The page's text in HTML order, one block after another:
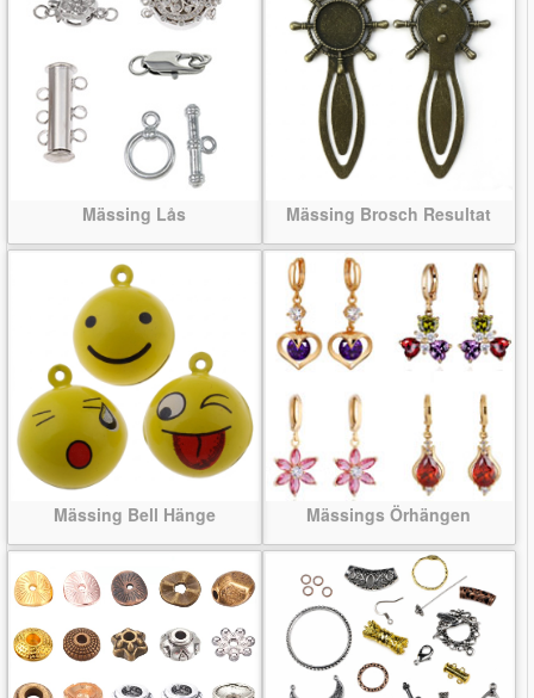
Mässing Lås Mässing Brosch Resultat
Mässing Bell Hänge Mässings Örhängen